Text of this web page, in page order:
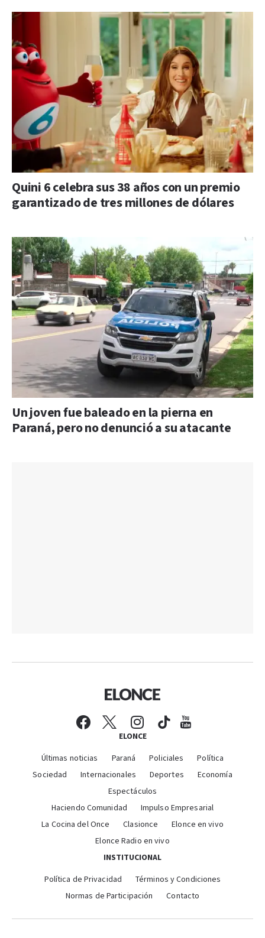
Quini 6 celebra sus 38 años con un premio
garantizado de tres millones de dólares
Un joven fue baleado en la pierna en
Paraná, pero no denunció a su atacante
ELONCE
Últimas noticias Paraná Policiales
Política
Sociedad
Internacionales Deportes
Economía
Espectáculos
Haciendo Comunidad
Impulso Empresarial
La Cocina del Once
Clasionce
Elonce en vivo
Elonce Radio en vivo
INSTITUCIONAL
Política de Privacidad
Términos y Condiciones
Normas de Participación
Contacto